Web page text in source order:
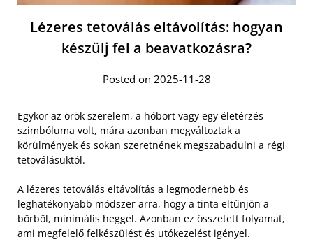
Lézeres tetoválás eltávolítás: hogyan
készülj fel a beavatkozásra?
Posted on 2025-11-28
Egykor az örök szerelem, a hóbort vagy egy életérzés
szimbóluma volt, mára azonban megváltoztak a
körülmények és sokan szeretnének megszabadulni a régi
tetoválásuktól.
A lézeres tetoválás eltávolítás a legmodernebb és
leghatékonyabb módszer arra, hogy a tinta eltűnjön a
bőrből, minimális heggel. Azonban ez összetett folyamat,
ami megfelelő felkészülést és utókezelést igényel.